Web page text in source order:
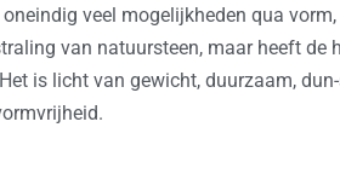
veel mogelijkheden qua
van natuursteen, maar heeft de
is licht van gewicht, duurzaam,